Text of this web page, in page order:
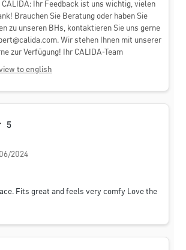
Ihr Feedback ist uns wichtig, vielen
Brauchen Sie Beratung oder haben Sie
zu unseren BHs, kontaktieren Sie uns gerne
. Wir stehen Ihnen mit unserer
zur Verfügung! Ihr CALIDA-Team
to english
5 out of 5 stars
5
2024
Fits great and feels very comfy Love the